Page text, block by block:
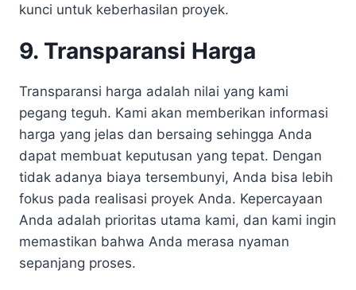
kunci untuk keberhasilan proyek.
9. Transparansi Harga
Transparansi harga adalah nilai yang kami
pegang teguh. Kami akan memberikan informasi
harga yang jelas dan bersaing sehingga Anda
dapat membuat keputusan yang tepat. Dengan
tidak adanya biaya tersembunyi, Anda bisa lebih
fokus pada realisasi proyek Anda. Kepercayaan
Anda adalah prioritas utama kami, dan kami ingin
memastikan bahwa Anda merasa nyaman
sepanjang proses.